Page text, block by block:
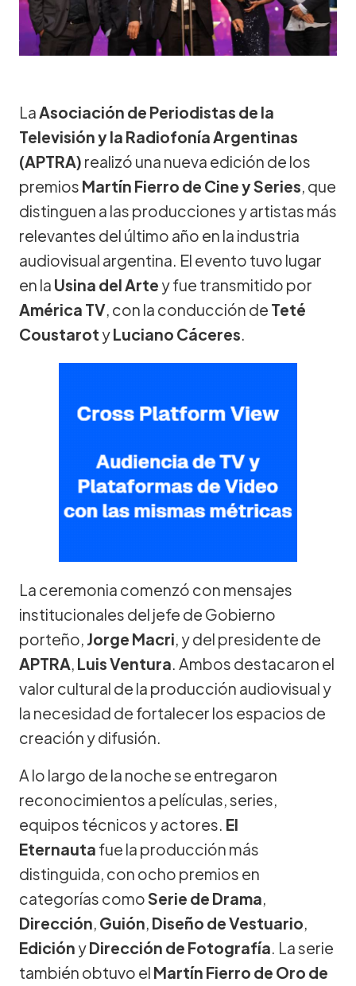
La Asociación de Periodistas de la
Televisión y la Radiofonía Argentinas
(APTRA) realizó una nueva edición de los
premios Martín Fierro de Cine y Series, que
distinguen a las producciones y artistas más
relevantes del último año en la industria
audiovisual argentina. El evento tuvo lugar
en la Usina del Arte y fue transmitido por
América TV, con la conducción de Teté
Coustarot yLuciano Cáceres.
La ceremonia comenzó con mensajes
institucionales del jefe de Gobierno
porteño, Jorge Macri, y del presidente de
APTRA, Luis Ventura. Ambos destacaron el
valor cultural de la producción audiovisual y
la necesidad de fortalecer los espacios de
creación y difusión.
A lo largo de la noche se entregaron
reconocimientos a películas, series,
equipos técnicos y actores. El
Eternauta fue la producción más
distinguida, con ocho premios en
categorías comoSerie de Drama,
Dirección, Guión, Diseño de Vestuario,
Edición yDirección de Fotografía. La serie
también obtuvo el Martín Fierro de Oro de